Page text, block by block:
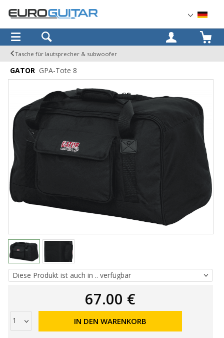
OK
Tasche für lautsprecher & subwoofer
GATOR GPA-Tote 8
67.00 €
IN DEN WARENKORB